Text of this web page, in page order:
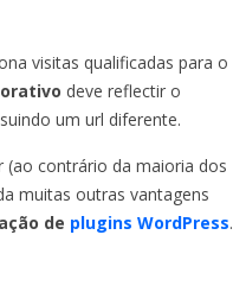
visitas qualificadas para o
deve reflectir o
um url diferente.
contrário da maioria dos
muitas outras vantagens
de plugins WordPress.